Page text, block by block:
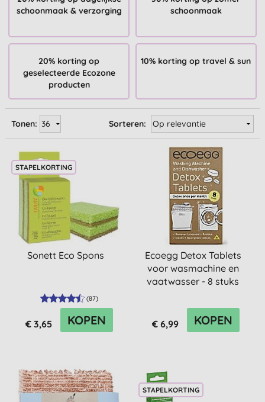
schoonmaak & verzorging
schoonmaak
20% korting op
geselecteerde Ecozone
producten
10% korting op travel & sun
Sorteren:
Tonen:
STAPELKORTING
Sonett Eco Spons
(87)
€ 3,65 KOPEN
Ecoegg Detox Tablets
voor wasmachine en
vaatwasser - 8 stuks
€ 6,99 KOPEN
STAPELKORTING